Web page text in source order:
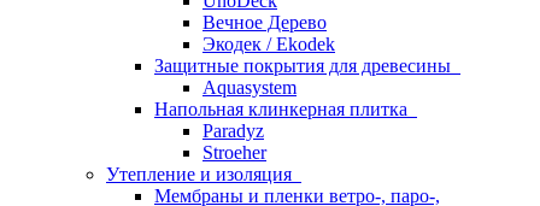
Вечное Дерево
Экодек / Ekodek
Защитные покрытия для древесины
Aquasystem
Напольная клинкерная плитка
Paradyz
Stroeher
Утепление и изоляция
Мембраны и пленки ветро-, паро-,